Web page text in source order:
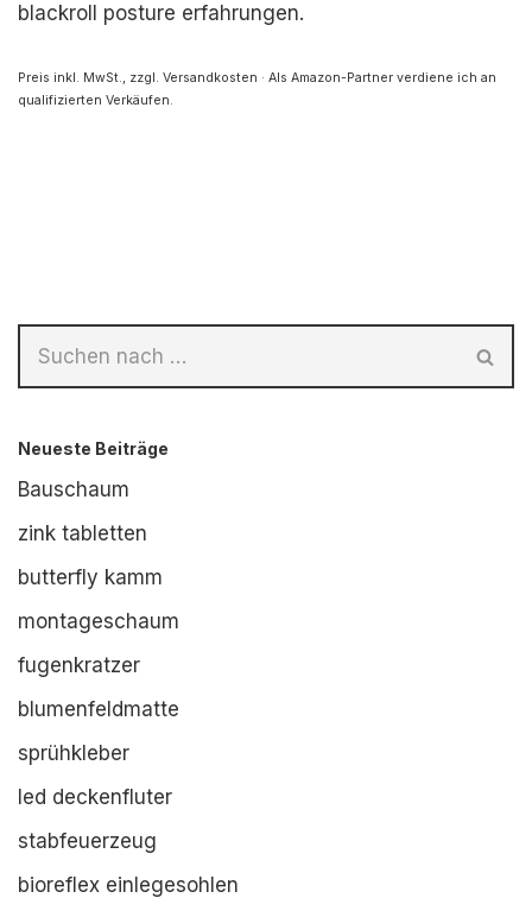
blackroll posture erfahrungen.
Preis inkl. MwSt., zzgl. Versandkosten · Als Amazon-Partner verdiene ich an
qualifizierten Verkäufen.
Neueste Beiträge
Bauschaum
zink tabletten
butterfly kamm
montageschaum
fugenkratzer
blumenfeldmatte
sprühkleber
led deckenfluter
stabfeuerzeug
bioreflex einlegesohlen